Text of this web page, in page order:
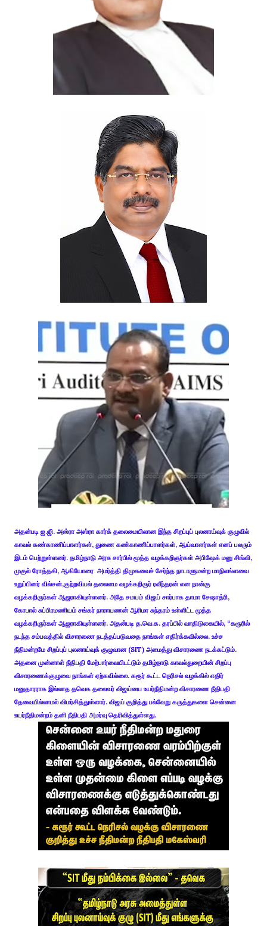
அதன்படி ஐ.ஜி. அஸ்ரா அஸ்ரா கார்க் தலைமையிலான இந்த சிறப்புப் புலனாய்வுக் குழுவில்
காவல் கண்காணிப்பாளர்கள், துணை கண்காணிப்பாளர்கள், ஆய்வாளர்கள் எனப் பலரும்
இடம் பெற்றுள்ளனர். தமிழ்நாடு அரசு சார்பில் மூத்த வழக்கறிஞர்கள் அபிஷேக் மனு சிங்வி,
முகுல் ரோத்தகி, ஆகியோரை அமர்த்தி திமுகவைச் சேர்ந்த நாடாளுமன்ற மாநிலங்ளவை
உறுப்பினர் வில்சன்,குற்றவியல் தலைமை வழக்கறிஞர் ரவீந்தரன் என நான்கு
வழக்கறிஞர்கள் ஆஜராகியுள்ளனர். அதே சமயம் விஜய் சார்பாக தாமா சேஷாத்ரி,
கோபால் சுப்பிரமணியம் சங்கர் நாராயணன் ஆரிமா சுந்தரம் உள்ளிட்ட மூத்த
வழக்கறிஞர்கள் ஆஜராகியுள்ளனர். அதன்படி த.வெ.க. தரப்பில் வாதிடுகையில், “கரூரில்
நடந்த சம்பவத்தில் விசாரணை நடத்தப்படுவதை நாங்கள் எதிர்க்கவில்லை. உச்ச
நீதிமன்றமே சிறப்புப் புலனாய்வுக் குழுவான (SIT) அமைத்து விசாரணை நடக்கட்டும்.
அதனை முன்னாள் நீதிபதி மேற்பார்வையிடட்டும் தமிழ்நாடு காவல்துறையின் சிறப்பு
விசாரணைக்குழுவை நாங்கள் ஏற்கவில்லை. கரூர் கூட்ட நெரிசல் வழக்கில் எதிர்
மனுதாரராக இல்லாத தவெக தலைவர் விஜய்யை உயர்நீதிமன்ற விசாரணை நீதிபதி
தேவையில்லாமல் விமர்சித்துள்ளார். விஜய் குறித்து பல்வேறு கருத்துகளை சென்னை
உயர்நீதிமன்றம் தனி நீதிபதி அமர்வு தெரிவித்துள்ளது.